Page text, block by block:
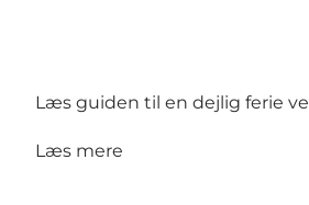
Læs guiden til en dejlig ferie
Læs mere